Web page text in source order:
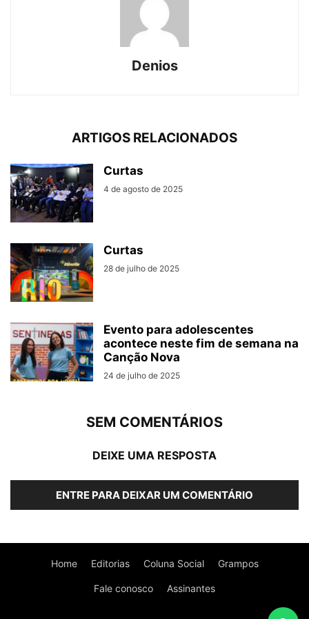
Denios
ARTIGOS RELACIONADOS
Curtas
4 de agosto de 2025
Curtas
28 de julho de 2025
Evento para adolescentes
acontece neste fim de semana na
Canção Nova
24 de julho de 2025
SEM COMENTÁRIOS
DEIXE UMA RESPOSTA
ENTRE PARA DEIXAR UM COMENTÁRIO
Home Editorias Coluna Social Grampos
Fale conosco Assinantes